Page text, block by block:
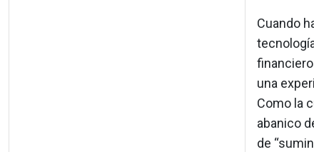
Cuando
una
Como la
abanico
de